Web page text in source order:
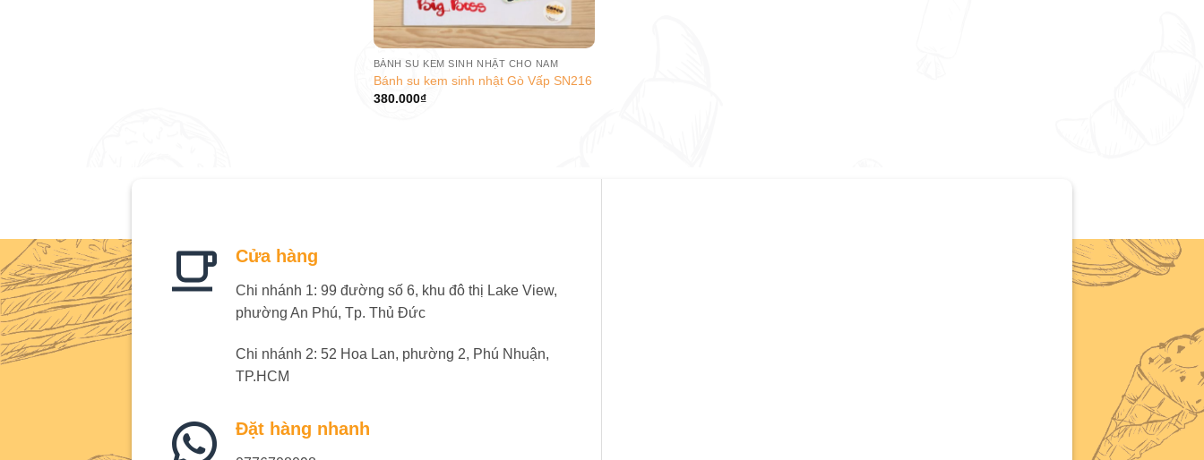
BÁNH SU KEM SINH NHẬT CHO NAM
Bánh su kem sinh nhật Gò Vấp SN216
380.000₫
Cửa hàng
Chi nhánh 1: 99 đường số 6, khu đô thị Lake View,
phường An Phú, Tp. Thủ Đức
Chi nhánh 2: 52 Hoa Lan, phường 2, Phú Nhuận,
TP.HCM
Đặt hàng nhanh